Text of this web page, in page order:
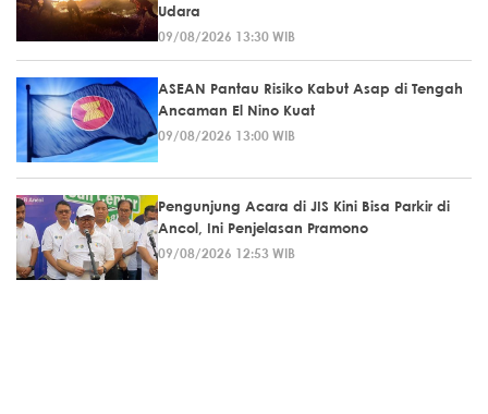
Udara
09/08/2026 13:30 WIB
ASEAN Pantau Risiko Kabut Asap di Tengah
Ancaman El Nino Kuat
09/08/2026 13:00 WIB
Pengunjung Acara di JIS Kini Bisa Parkir di
Ancol, Ini Penjelasan Pramono
09/08/2026 12:53 WIB